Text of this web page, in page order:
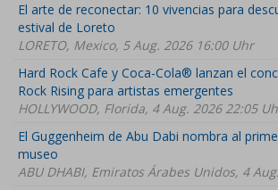
El arte de reconectar: 10 vivencias para
estival de Loreto
LORETO, Mexico, 5 Aug. 2026 16:00 Uhr
Hard Rock Cafe y Coca-Cola® lanzan el
Rock Rising para artistas emergentes
HOLLYWOOD, Florida, 4 Aug. 2026 22:05
El Guggenheim de Abu Dabi nombra al
museo
ABU DHABI, Emiratos Árabes Unidos, 4